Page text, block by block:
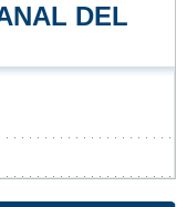
DEL